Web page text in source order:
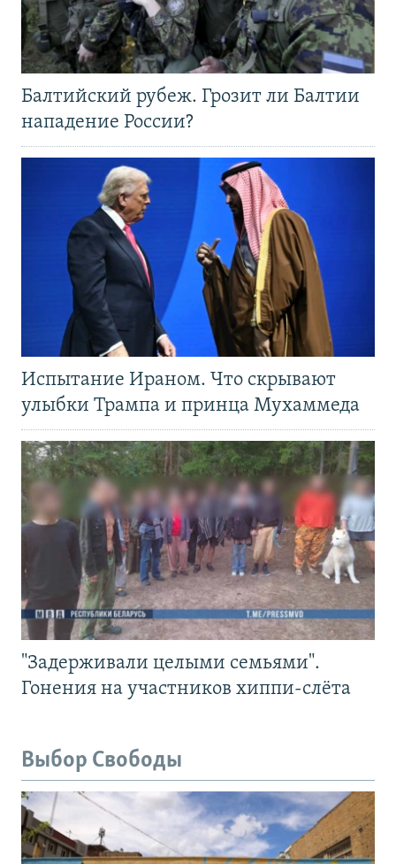
Балтийский рубеж. Грозит ли Балтии
нападение России?
Испытание Ираном. Что скрывают
улыбки Трампа и принца Мухаммеда
"Задерживали целыми семьями".
Гонения на участников хиппи-слёта
Выбор Свободы